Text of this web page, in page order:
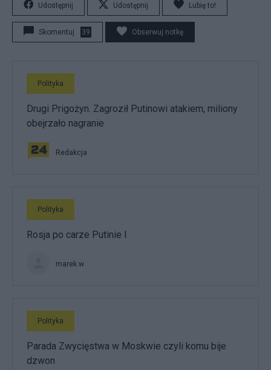
Udostępnij Udostępnij Lubię to!
Skomentuj 39 Obserwuj notkę
Polityka
Drugi Prigożyn. Zagroził Putinowi atakiem, miliony
obejrzało nagranie
Redakcja
Polityka
Rosja po carze Putinie I
marek.w
Polityka
Parada Zwycięstwa w Moskwie czyli komu bije
dzwon